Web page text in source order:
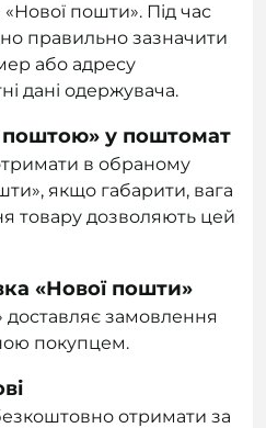
пошти». Під час
правильно зазначити
або адресу
дані одержувача.
у поштомат
в обраному
якщо габарити, вага
товару дозволяють цей
«Нової пошти»
доставляє замовлення
покупцем.
отримати за